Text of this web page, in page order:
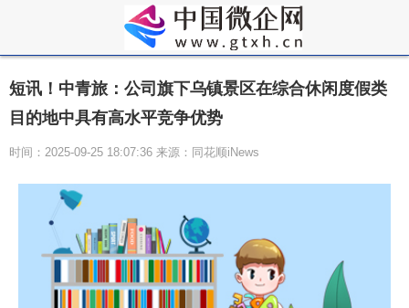
短讯！中青旅：公司旗下乌镇景区在综合休闲度假类
目的地中具有高水平竞争优势
时间：2025-09-25 18:07:36 来源：同花顺iNews